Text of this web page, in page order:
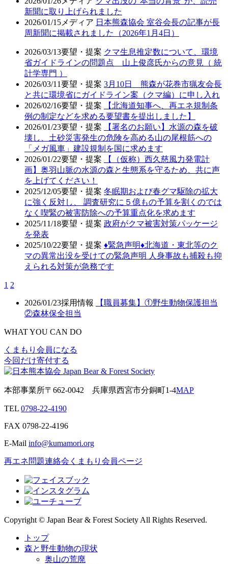
新聞に取り上げられました
2026/01/15 メディア 日本熊森協会 室谷会長の記事が長
周新聞に掲載されました（2026年1月4日）
2026/03/13要望・提案 クマ生息推定数について、環境
省ガイドラインの問題点 山上俊彦氏からの意見（ 統
計学専門 ）
2026/03/11要望・提案 3月10日 熊森が花巻市猟友会長
と共に環境省にガイドライン案（クマ編）に申し入れ
2026/02/16要望・提案
【北海道知事へ、再エネ規制条
例の制定などを求める要望書を提出しました】
2026/01/23要望・提案
【署名のお願い】水源の森を破
壊し、土砂災害発生の危険を高める山の尾根筋への
「メガ風車」建設規制を国に求めます
2026/01/22要望・提案
【（仮称）西久慈風力発電計
画】奥羽山脈の水源の森と生態系を守るため、共に声
を上げてください！
2025/12/05要望・提案 冬眠期および春グマ駆除の拡大
に強く反対し、 調査研究に５億もの予算を割くのでは
なく喫緊の被害防除への予算重点化を求めます
2025/11/18要望・提案 政府がクマ被害対策パッケージ
を発表
2025/10/22要望・提案 ♦️緊急声明♦️北海道・東北等のク
マの異常出没を受けての緊急声明 人身事故も捕殺も抑
えられる対策が急務です
1 2
2026/01/23採用情報
【職員募集】①野生動物保護担当
②森林保全担当
WHAT YOU CAN DO
くまもり会員になる
今回だけ寄付する
本部事業所〒662-0042 兵庫県西宮市分銅町1-4MAP
TEL 0798-22-4190
FAX 0798-22-4196
E-Mail info@kumamori.org
再エネ問題連絡会 くまもり会員ページ
Copyright © Japan Bear & Forest Society All Rights Reserved.
トップ
森と野生動物の現状
奥山の荒廃